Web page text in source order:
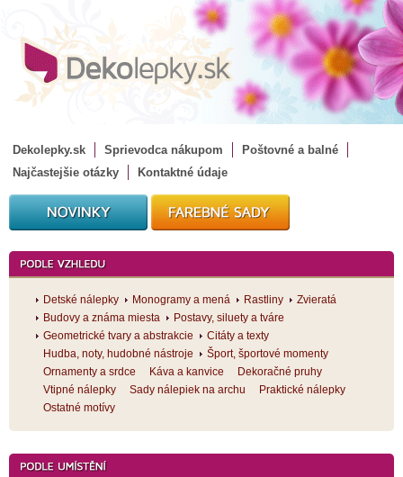
Dekolepky.sk Sprievodca nákupom
Poštovné a balné
Najčastejšie otázky
Kontaktné údaje
Detské nálepky Monogramy a mená Rastliny
Zvieratá
Budovy a známa miesta
Postavy, siluety a tváre
Geometrické tvary a abstrakcie
Citáty a texty
Hudba, noty, hudobné nástroje
Šport, športové momenty
Ornamenty a srdce
Káva a kanvice
Dekoračné pruhy
Vtipné nálepky
Sady nálepiek na archu
Praktické nálepky
Ostatné motívy